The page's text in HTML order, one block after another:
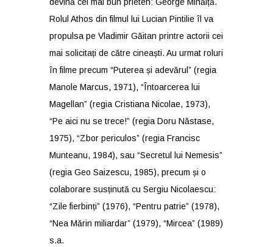
Rolul Athos din filmul lui Lucian Pintilie îl va
propulsa pe Vladimir Găitan printre actorii cei
mai solicitați de către cineaști. Au urmat roluri
în filme precum “Puterea și adevărul” (regia
Manole Marcus, 1971), “Întoarcerea lui
Magellan” (regia Cristiana Nicolae, 1973),
“Pe aici nu se trece!” (regia Doru Năstase,
1975), “Zbor periculos” (regia Francisc
Munteanu, 1984), sau “Secretul lui Nemesis”
(regia Geo Saizescu, 1985), precum și o
colaborare susținută cu Sergiu Nicolaescu:
“Zile fierbinți” (1976), “Pentru patrie” (1978),
“Nea Mărin miliardar” (1979), “Mircea” (1989)
s.a.